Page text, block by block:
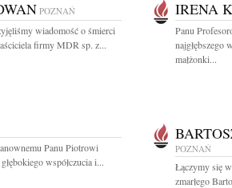
POZNAŃ
wiadomość o śmierci
firmy MDR sp. z...
IRENA
Panu
najgłębszego
małżonki...
Panu Piotrowi
współczucia i...
POZNAŃ
Łączymy się
zmarłego